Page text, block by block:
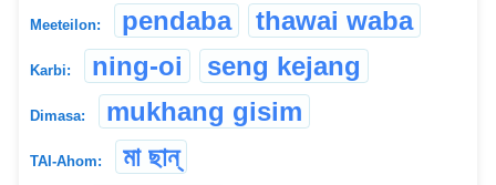
Meeteilon: pendaba thawai waba
Karbi: ning-oi seng kejang
Dimasa: mukhang gisim
TAI-Ahom: মা ছান্